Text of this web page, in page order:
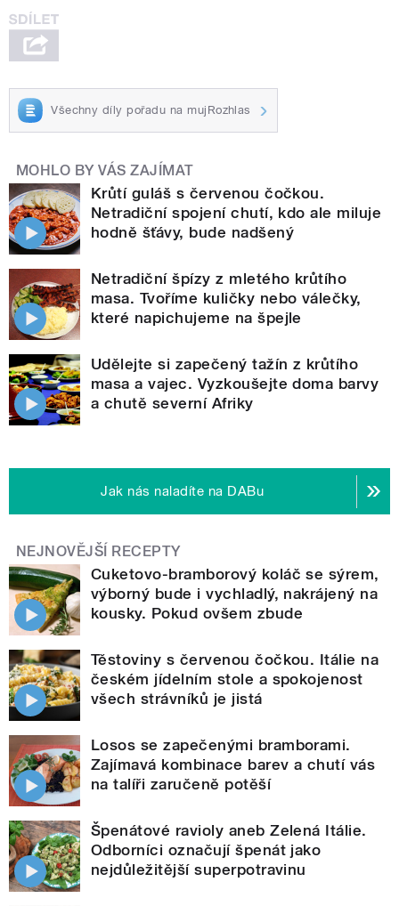
Všechny díly pořadu na mujRozhlas
MOHLO BY VÁS ZAJÍMAT
Krůtí guláš s červenou čočkou.
Netradiční spojení chutí, kdo ale miluje
hodně šťávy, bude nadšený
Netradiční špízy z mletého krůtího
masa. Tvoříme kuličky nebo válečky,
které napichujeme na špejle
Udělejte si zapečený tažín z krůtího
masa a vajec. Vyzkoušejte doma barvy
a chutě severní Afriky
Jak nás naladíte na DABu
NEJNOVĚJŠÍ RECEPTY
Cuketovo-bramborový koláč se sýrem,
výborný bude i vychladlý, nakrájený na
kousky. Pokud ovšem zbude
Těstoviny s červenou čočkou. Itálie na
českém jídelním stole a spokojenost
všech strávníků je jistá
Losos se zapečenými bramborami.
Zajímavá kombinace barev a chutí vás
na talíři zaručeně potěší
Špenátové ravioly aneb Zelená Itálie.
Odborníci označují špenát jako
nejdůležitější superpotravinu